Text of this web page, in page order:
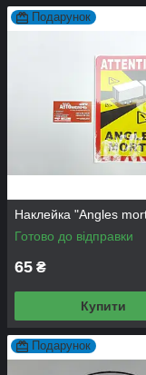
Подарунок
Наклейка "Angles
Готово до відправки
65 ₴
Купити
Подарунок